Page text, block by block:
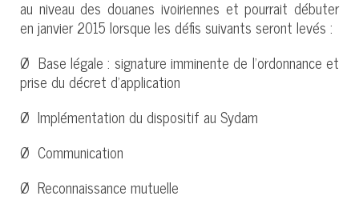
au niveau des douanes ivoiriennes et pourrait débuter
en janvier 2015 lorsque les défis suivants seront levés :
Ø Base légale : signature imminente de l’ordonnance et
prise du décret d’application
Ø Implémentation du dispositif au Sydam
Ø Communication
Ø Reconnaissance mutuelle